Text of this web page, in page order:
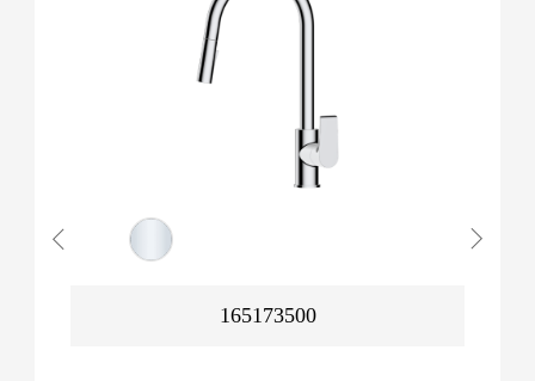
165173500